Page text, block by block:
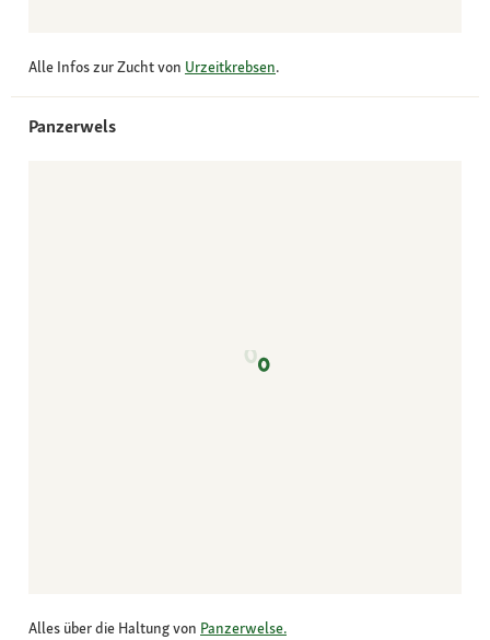
Alle Infos zur Zucht von Urzeitkrebsen.
Panzerwels
Alles über die Haltung von Panzerwelse.